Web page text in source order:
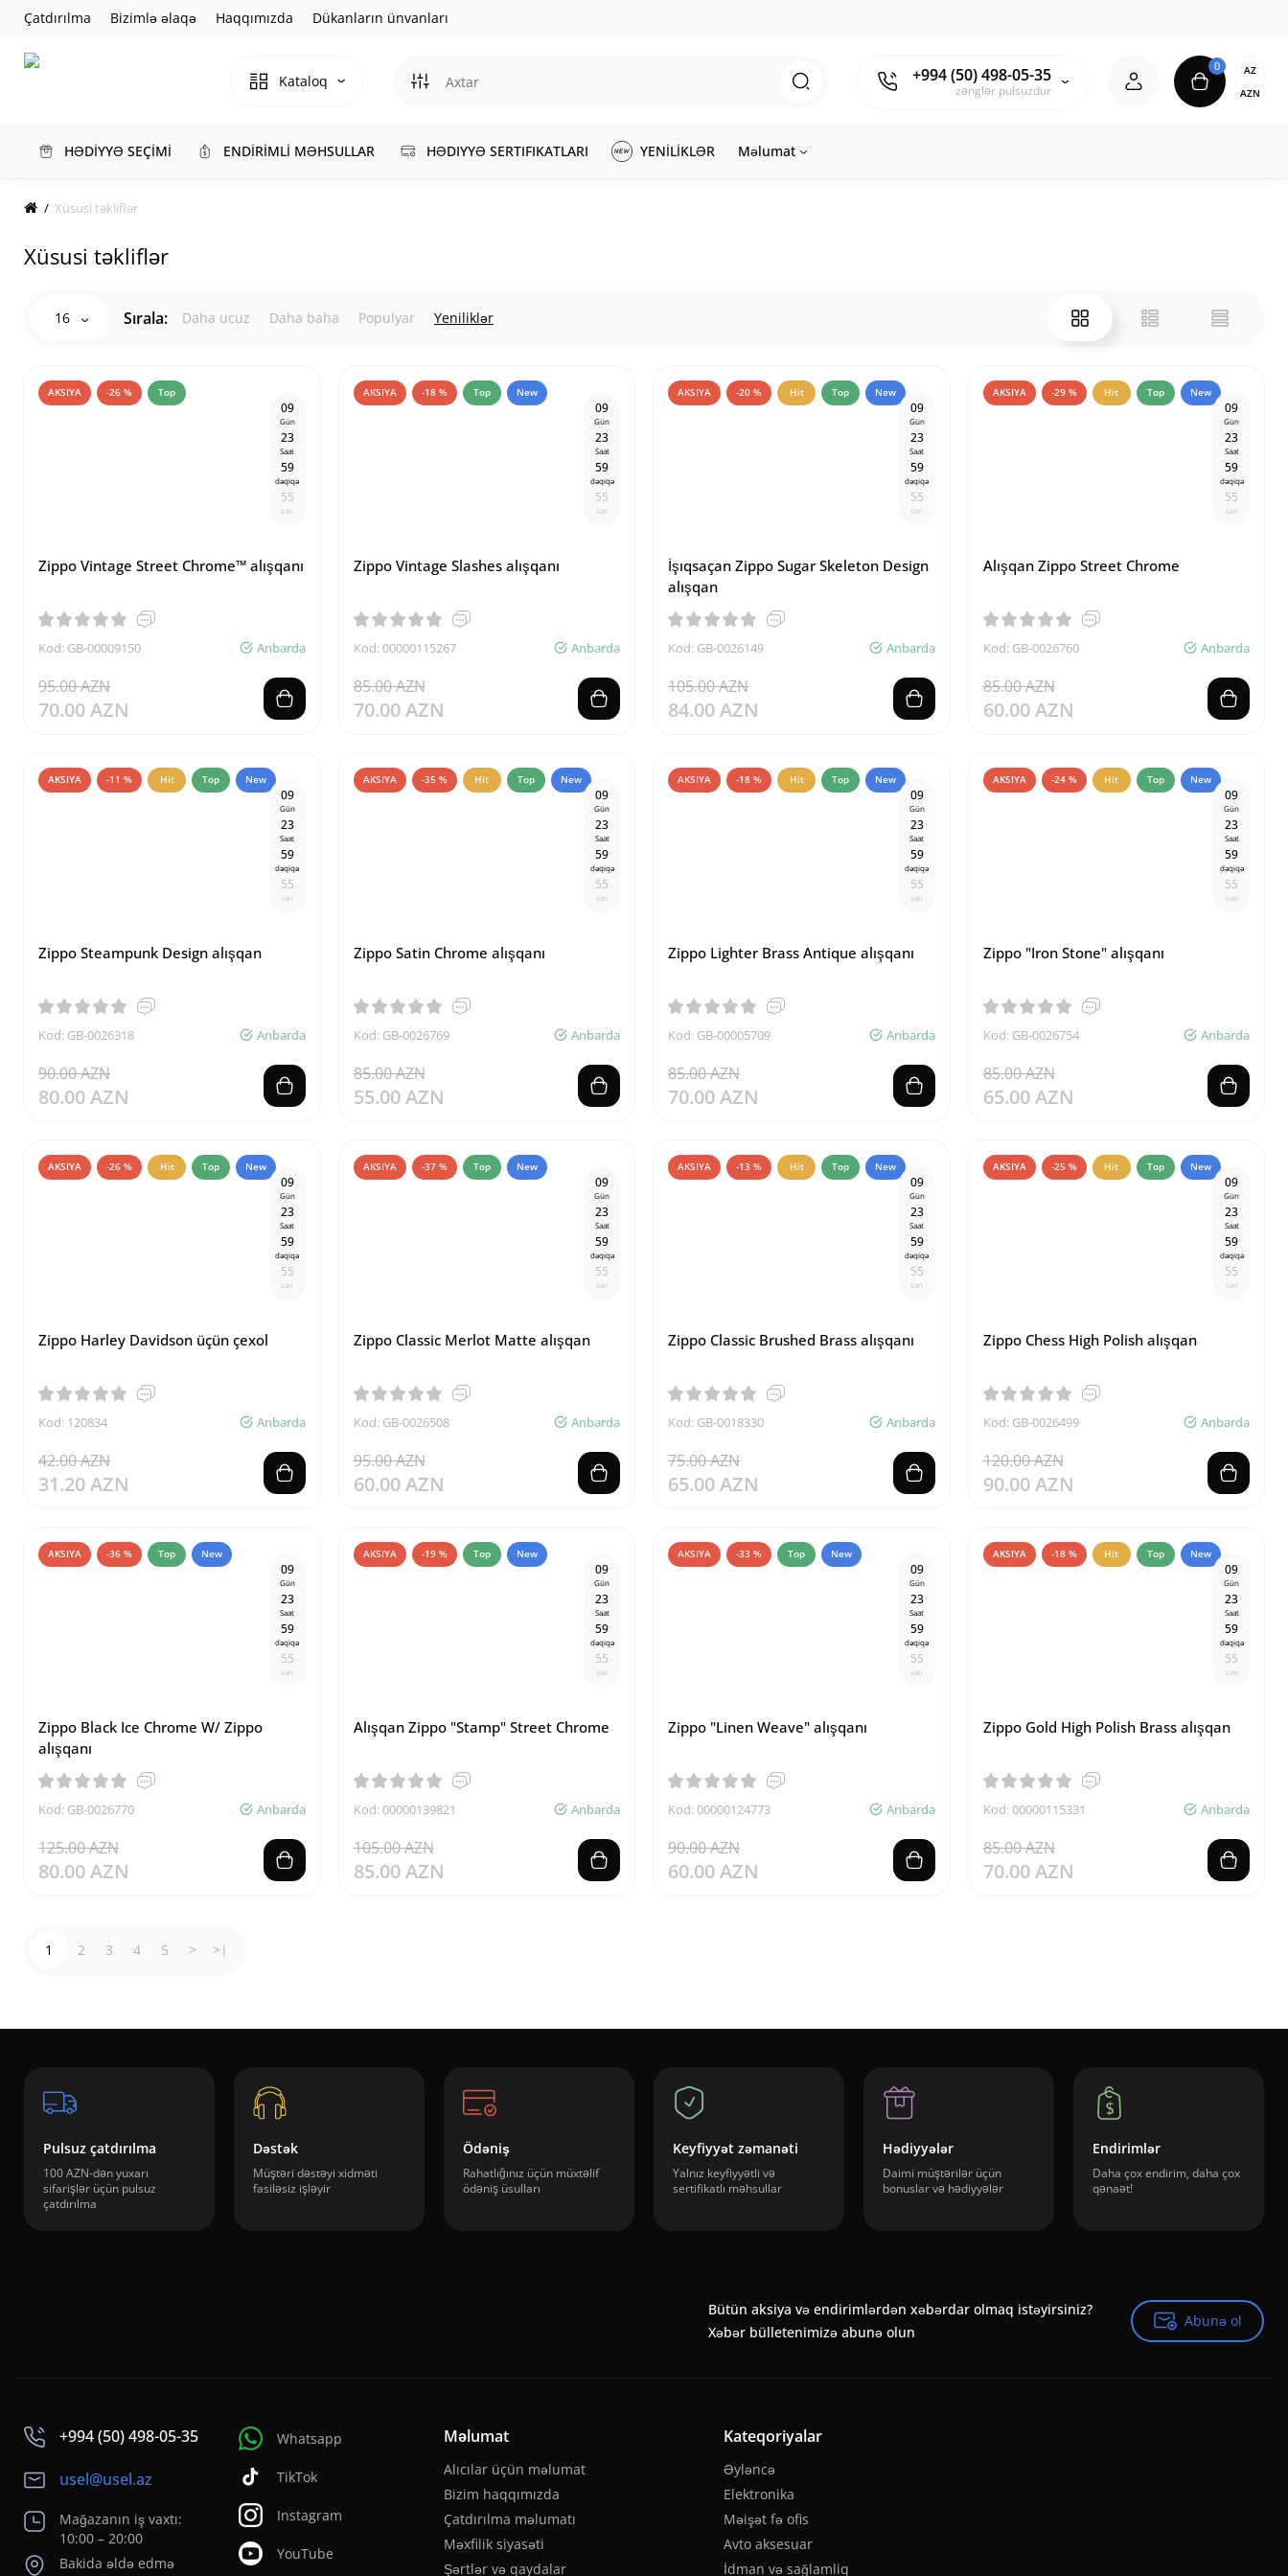
Çatdırılma Bizimlə əlaqə Haqqımızda Dükanların ünvanları
Kataloq +994 (50) 498-05-35
zənglər pulsuzdur
0
AZ
AZN
HƏDİYYƏ SEÇİMİ ENDİRİMLİ MƏHSULLAR HƏDIYYƏ SERTIFIKATLARI YENİLİKLƏR Məlumat
Xüsusi təkliflər
Xüsusi təkliflər
16 Sırala: Daha ucuz Daha baha Populyar Yeniliklər
AKSIYA -26 % Top
09
Gün
23
Saat
59
dəqiqə
54
san
Zippo Vintage Street Chrome™ alışqanı
Kod: GB-00009150 Anbarda
95.00 AZN
70.00 AZN
AKSIYA -18 % Top New
09
Gün
23
Saat
59
dəqiqə
54
san
Zippo Vintage Slashes alışqanı
Kod: 00000115267 Anbarda
85.00 AZN
70.00 AZN
AKSIYA -20 % Hit Top New
09
Gün
23
Saat
59
dəqiqə
54
san
İşıqsaçan Zippo Sugar Skeleton Design
alışqan
Kod: GB-0026149 Anbarda
105.00 AZN
84.00 AZN
AKSIYA -29 % Hit Top New
09
Gün
23
Saat
59
dəqiqə
54
san
Alışqan Zippo Street Chrome
Kod: GB-0026760 Anbarda
85.00 AZN
60.00 AZN
AKSIYA -11 % Hit Top New
09
Gün
23
Saat
59
dəqiqə
54
san
Zippo Steampunk Design alışqan
Kod: GB-0026318 Anbarda
90.00 AZN
80.00 AZN
AKSIYA -35 % Hit Top New
09
Gün
23
Saat
59
dəqiqə
54
san
Zippo Satin Chrome alışqanı
Kod: GB-0026769 Anbarda
85.00 AZN
55.00 AZN
AKSIYA -18 % Hit Top New
09
Gün
23
Saat
59
dəqiqə
54
san
Zippo Lighter Brass Antique alışqanı
Kod: GB-00005709 Anbarda
85.00 AZN
70.00 AZN
AKSIYA -24 % Hit Top New
09
Gün
23
Saat
59
dəqiqə
54
san
Zippo "Iron Stone" alışqanı
Kod: GB-0026754 Anbarda
85.00 AZN
65.00 AZN
AKSIYA -26 % Hit Top New
09
Gün
23
Saat
59
dəqiqə
54
san
Zippo Harley Davidson üçün çexol
Kod: 120834 Anbarda
42.00 AZN
31.20 AZN
AKSIYA -37 % Top New
09
Gün
23
Saat
59
dəqiqə
54
san
Zippo Classic Merlot Matte alışqan
Kod: GB-0026508 Anbarda
95.00 AZN
60.00 AZN
AKSIYA -13 % Hit Top New
09
Gün
23
Saat
59
dəqiqə
54
san
Zippo Classic Brushed Brass alışqanı
Kod: GB-0018330 Anbarda
75.00 AZN
65.00 AZN
AKSIYA -25 % Hit Top New
09
Gün
23
Saat
59
dəqiqə
54
san
Zippo Chess High Polish alışqan
Kod: GB-0026499 Anbarda
120.00 AZN
90.00 AZN
AKSIYA -36 % Top New
09
Gün
23
Saat
59
dəqiqə
54
san
Zippo Black Ice Chrome W/ Zippo
alışqanı
Kod: GB-0026770 Anbarda
125.00 AZN
80.00 AZN
AKSIYA -19 % Top New
09
Gün
23
Saat
59
dəqiqə
54
san
Alışqan Zippo "Stamp" Street Chrome
Kod: 00000139821 Anbarda
105.00 AZN
85.00 AZN
AKSIYA -33 % Top New
09
Gün
23
Saat
59
dəqiqə
54
san
Zippo "Linen Weave" alışqanı
Kod: 00000124773 Anbarda
90.00 AZN
60.00 AZN
AKSIYA -18 % Hit Top New
09
Gün
23
Saat
59
dəqiqə
54
san
Zippo Gold High Polish Brass alışqan
Kod: 00000115331 Anbarda
85.00 AZN
70.00 AZN
1 2 3 4 5 > >|
Pulsuz çatdırılma
100 AZN-dən yuxarı
sifarişlər üçün pulsuz
çatdırılma
Dəstək
Müştəri dəstəyi xidməti
fasiləsiz işləyir
Ödəniş
Rahatlığınız üçün müxtəlif
ödəniş üsulları
Keyfiyyət zəmanəti
Yalnız keyfiyyətli və
sertifikatlı məhsullar
Hədiyyələr
Daimi müştərilər üçün
bonuslar və hədiyyələr
Endirimlər
Daha çox endirim, daha çox
qənaət!
Bütün aksiya və endirimlərdən xəbərdar olmaq istəyirsiniz?
Xəbər bülletenimizə abunə olun
Abunə ol
Abunə ol
+994 (50) 498-05-35
usel@usel.az
Mağazanın iş vaxtı:
10:00 – 20:00
Bakida əldə edmə
Whatsapp
TikTok
Instagram
YouTube
Məlumat
Alıcılar üçün məlumat
Bizim haqqımızda
Çatdırılma məlumatı
Məxfilik siyasəti
Şərtlər və qaydalar
Kateqoriyalar
Əyləncə
Elektronika
Məişət fə ofis
Avto aksesuar
İdman və sağlamliq